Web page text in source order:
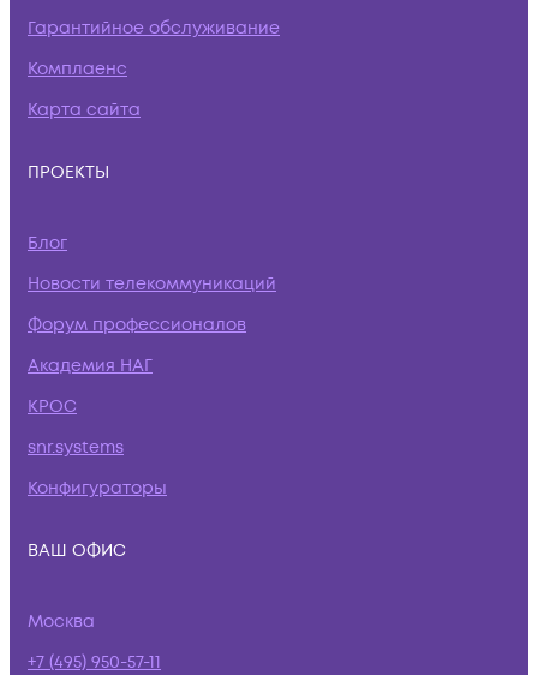
Гарантийное обслуживание
Комплаенс
Карта сайта
ПРОЕКТЫ
Блог
Новости телекоммуникаций
Форум профессионалов
Академия НАГ
КРОС
snr.systems
Конфигураторы
ВАШ ОФИС
Москва
+7 (495) 950-57-11